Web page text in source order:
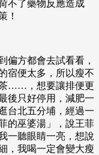
不了藥物反應造成
！
偏方都會去試看看，
宿便太多，所以瘦不
……，想要讓排便更
後只好停用，減肥一
台北五分埔，經過一
的巫婆湯」，說王菲
一聽眼睛一亮，想說
，我喝一定會變大瘦